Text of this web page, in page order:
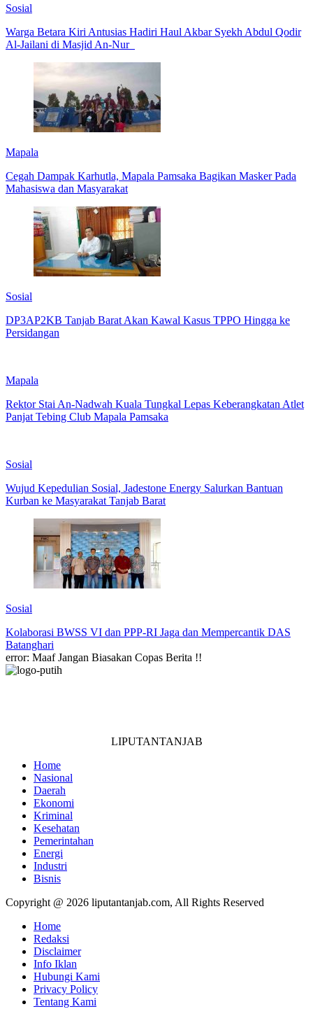
Sosial
Warga Betara Kiri Antusias Hadiri Haul Akbar Syekh Abdul Qodir
Al-Jailani di Masjid An-Nur
Mapala
Cegah Dampak Karhutla, Mapala Pamsaka Bagikan Masker Pada
Mahasiswa dan Masyarakat
Sosial
DP3AP2KB Tanjab Barat Akan Kawal Kasus TPPO Hingga ke
Persidangan
Mapala
Rektor Stai An-Nadwah Kuala Tungkal Lepas Keberangkatan Atlet
Panjat Tebing Club Mapala Pamsaka
Sosial
Wujud Kepedulian Sosial, Jadestone Energy Salurkan Bantuan
Kurban ke Masyarakat Tanjab Barat
Sosial
Kolaborasi BWSS VI dan PPP-RI Jaga dan Mempercantik DAS
Batanghari
error: Maaf Jangan Biasakan Copas Berita !!
LIPUTANTANJAB
Home
Nasional
Daerah
Ekonomi
Kriminal
Kesehatan
Pemerintahan
Energi
Industri
Bisnis
Copyright @ 2026 liputantanjab.com, All Rights Reserved
Home
Redaksi
Disclaimer
Info Iklan
Hubungi Kami
Privacy Policy
Tentang Kami